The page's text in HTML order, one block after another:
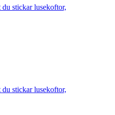
stickar lusekoftor,
stickar lusekoftor,